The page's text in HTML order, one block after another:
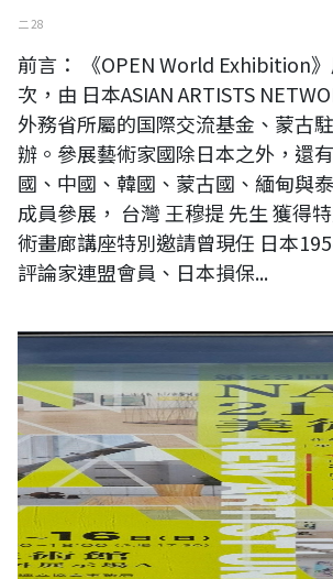
二 28
前言： 《OPEN World Exhibition
次，由 日本ASIAN ARTISTS
外務省所屬的国際交流基金、蒙古
辦。參展藝術家國除日本之外，還
國、中國、韓國、蒙古國、緬甸與
成員參展， 台灣 王穆提 先生 獲得
術畫廊講座特別邀請曾現任 日本
評論家連盟會員、日本損保...
【現場直擊】日本第二十三《NAU21世紀美術連
館展覽